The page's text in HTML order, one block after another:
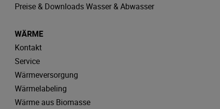
Preise & Downloads Wasser & Abwasser
WÄRME
Kontakt
Service
Wärmeversorgung
Wärmelabeling
Wärme aus Biomasse